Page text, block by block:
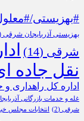
#بهزیستی/
بهزیستی آذربایجان شرقی
شرقی (14)
نقل جاده
اداره کل راهداری
غله و خدمات بازرگانی
شرقی (2) انتخابات مجلس